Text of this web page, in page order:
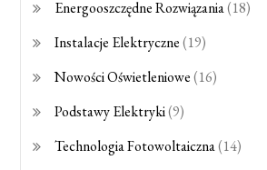
Energooszczędne Rozwiązania(18)
Instalacje Elektryczne(19)
Nowości Oświetleniowe(16)
Podstawy Elektryki(9)
Technologia Fotowoltaiczna(14)